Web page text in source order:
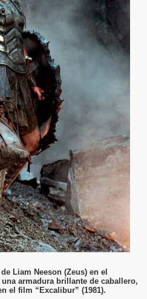
Liam Neeson (Zeus) en el
armadura brillante de caballero,
el film “Excalibur” (1981).